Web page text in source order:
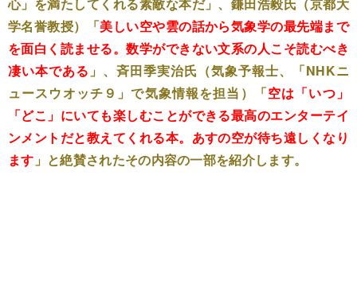
学名誉教授）「美しい空や雲の話から気象学の最先端まで
を面白く読ませる。数学ができない文系の人こそ読むべき
凄い本である 」、斉田季実治氏（気象予報士、「NHKニ
ュースウオッチ９」で気象情報を担当）「空は「いつ」
「どこ」にいても楽しむことができる最高のエンターテイ
ンメントだと教えてくれる本。あすの空が待ち遠しくなり
ます 」と絶賛されたその内容の一部を紹介します。